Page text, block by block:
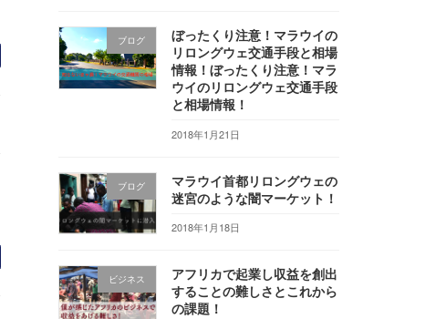
ブログ
ぼったくり注意！マラウイの
リロングウェ交通手段と相場
情報！ぼったくり注意！マラ
ウイのリロングウェ交通手段
と相場情報！
2018年1月21日
ブログ
マラウイ首都リロングウェの
迷宮のような闇マーケット！
2018年1月18日
ビジネス
アフリカで起業し収益を創出
することの難しさとこれから
の課題！